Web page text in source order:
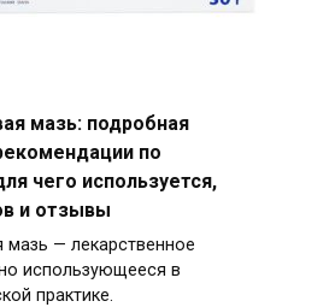
мазь: подробная
по
чего используется,
и отзывы
мазь — лекарственное
использующееся в
практике.